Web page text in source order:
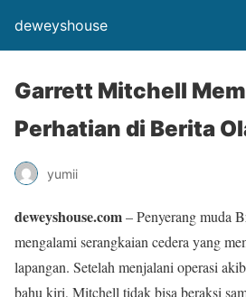
deweyshouse
Garrett Mitchell
Perhatian di Berita
yumii
deweyshouse.com– Penyerang muda
mengalami serangkaian cedera yang
lapangan. Setelah menjalani operasi
bahu kiri, Mitchell tidak bisa beraksi